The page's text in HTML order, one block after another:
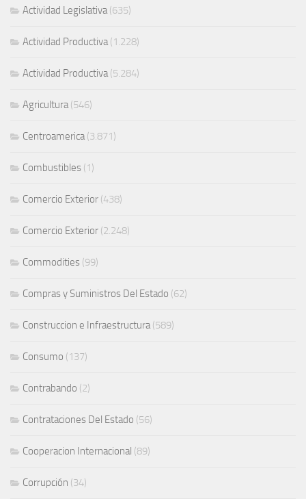
Actividad Legislativa(635)
Actividad Productiva(1.228)
Actividad Productiva(5.284)
Agricultura(546)
Centroamerica(3.871)
Combustibles (1)
Comercio Exterior (438)
Comercio Exterior (2.248)
Commodities (99)
Compras y Suministros Del Estado (62)
Construccion e Infraestructura(589)
Consumo (137)
Contrabando (2)
Contrataciones Del Estado (56)
Cooperacion Internacional (89)
Corrupción (34)